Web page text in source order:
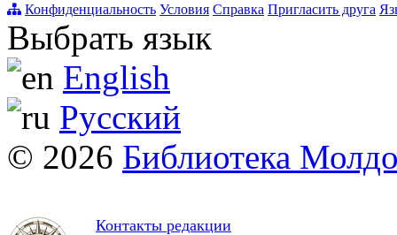
Конфиденциальность Условия Справка Пригласить друга
Выбрать язык
English
Русский
© 2026 Библиотека
Контакты редакции